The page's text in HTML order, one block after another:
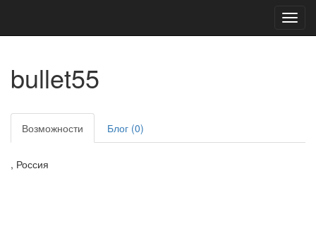
bullet55
Возможности Блог (0)
, Россия